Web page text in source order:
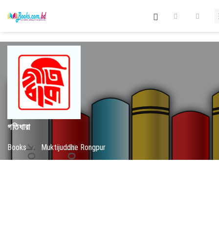
গতিধারা
Books / Muktijuddhe Rongpur